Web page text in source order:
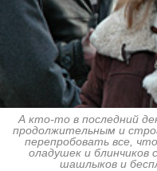
А кто-то в последний
продолжительным и
перепробовать все,
оладушек и блинчиков
шашлыков и